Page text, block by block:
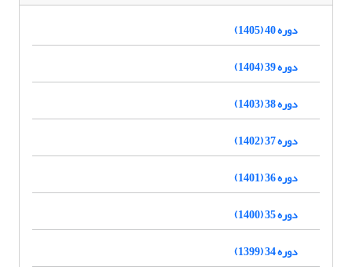
دوره 40 (1405)
دوره 39 (1404)
دوره 38 (1403)
دوره 37 (1402)
دوره 36 (1401)
دوره 35 (1400)
دوره 34 (1399)